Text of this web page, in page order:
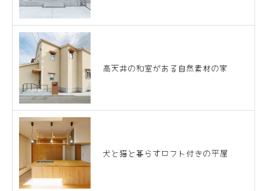
高天井の和室がある自然素材の家
犬と猫と暮らすロフト付きの平屋